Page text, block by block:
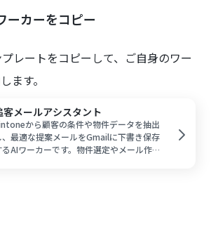
ーカーをコピー
レートをコピーして、ご自身のワー
ます。
客メールアシスタント
から顧客の条件や物件データを抽出
、最適な提案メールをGmailに下書き保存
るAIワーカーです。物件選定やメール作成